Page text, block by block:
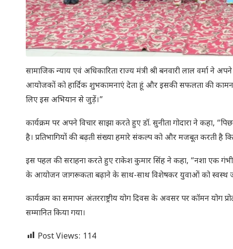
सामाजिक न्याय एवं अधिकारिता राज्य मंत्री श्री बनवारी लाल वर्मा
आयोजकों को हार्दिक शुभकामनाएं देता हूं और इसकी सफलता की
लिए इस अभियान से जुड़ें।”
कार्यक्रम पर अपने विचार साझा करते हुए डॉ. सुनीता गोदारा ने
है। प्रतिभागियों की बढ़ती संख्या हमारे संकल्प को और मजबूत करती है
इस पहल की सराहना करते हुए राकेश कुमार सिंह ने कहा, “नशा एक
के आयोजन जागरूकता बढ़ाने के साथ-साथ विशेषकर युवाओं को स्वस्थ
कार्यक्रम का समापन अंतरराष्ट्रीय योग दिवस के अवसर पर कॉमन
सम्मानित किया गया।
Post Views: 114